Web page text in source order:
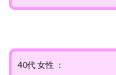
40代 女性 ：